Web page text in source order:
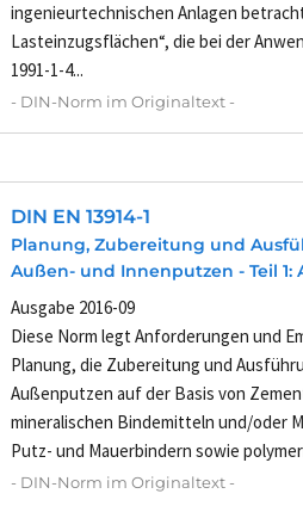
ingenieurtechnischen Anlagen
Lasteinzugsflächen“, die bei der
1991-1-4...
- DIN-Norm im Originaltext -
DIN EN 13914-1
Planung, Zubereitung und
Außen- und Innenputzen - Teil 1:
Ausgabe 2016-09
Diese Norm legt Anforderungen und
Planung, die Zubereitung und
Außenputzen auf der Basis von
mineralischen Bindemitteln und/oder
Putz- und Mauerbindern sowie
- DIN-Norm im Originaltext -